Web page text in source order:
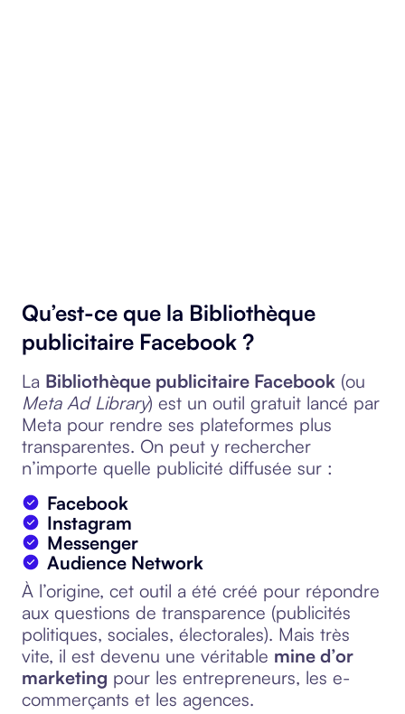
Qu’est-ce que la Bibliothèque
publicitaire Facebook ?
La Bibliothèque publicitaire Facebook (ou
Meta Ad Library) est un outil gratuit lancé par
Meta pour rendre ses plateformes plus
transparentes. On peut y rechercher
n’importe quelle publicité diffusée sur :
Facebook
Instagram
Messenger
Audience Network
À l’origine, cet outil a été créé pour répondre
aux questions de transparence (publicités
politiques, sociales, électorales). Mais très
vite, il est devenu une véritable mine d’or
marketing pour les entrepreneurs, les e-
commerçants et les agences.